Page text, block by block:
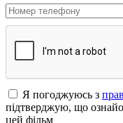
Я погоджуюсь з
підтверджую, що
цей фільм